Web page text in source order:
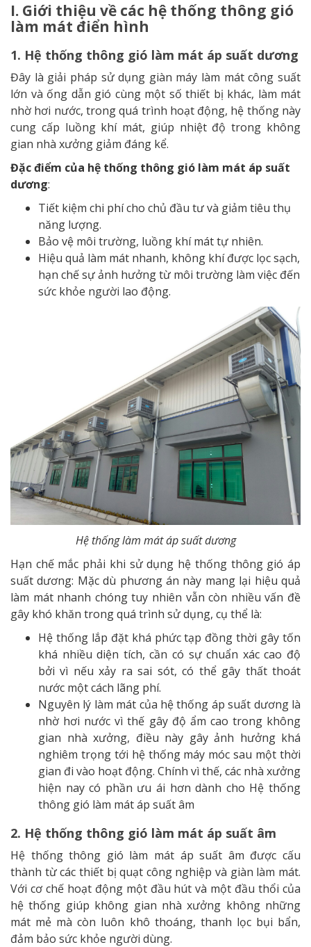
I. Giới thiệu về các hệ thống thông gió
làm mát điển hình
1. Hệ thống thông gió làm mát áp suất dương
Đây là giải pháp sử dụng giàn máy làm mát công suất
lớn và ống dẫn gió cùng một số thiết bị khác, làm mát
nhờ hơi nước, trong quá trình hoạt động, hệ thống này
cung cấp luồng khí mát, giúp nhiệt độ trong không
gian nhà xưởng giảm đáng kể.
Đặc điểm của hệ thống thông gió làm mát áp suất
dương:
Tiết kiệm chi phí cho chủ đầu tư và giảm tiêu thụ
năng lượng.
Bảo vệ môi trường, luồng khí mát tự nhiên.
Hiệu quả làm mát nhanh, không khí được lọc sạch,
hạn chế sự ảnh hưởng từ môi trường làm việc đến
sức khỏe người lao động.
Hệ thống làm mát áp suất dương
Hạn chế mắc phải khi sử dụng hệ thống thông gió áp
suất dương: Mặc dù phương án này mang lại hiệu quả
làm mát nhanh chóng tuy nhiên vẫn còn nhiều vấn đề
gây khó khăn trong quá trình sử dụng, cụ thể là:
Hệ thống lắp đặt khá phức tạp đồng thời gây tốn
khá nhiều diện tích, cần có sự chuẩn xác cao độ
bởi vì nếu xảy ra sai sót, có thể gây thất thoát
nước một cách lãng phí.
Nguyên lý làm mát của hệ thống áp suất dương là
nhờ hơi nước vì thế gây độ ẩm cao trong không
gian nhà xưởng, điều này gây ảnh hưởng khá
nghiêm trọng tới hệ thống máy móc sau một thời
gian đi vào hoạt động. Chính vì thế, các nhà xưởng
hiện nay có phần ưu ái hơn dành cho Hệ thống
thông gió làm mát áp suất âm
2. Hệ thống thông gió làm mát áp suất âm
Hệ thống thông gió làm mát áp suất âm được cấu
thành từ các thiết bị quạt công nghiệp và giàn làm mát.
Với cơ chế hoạt động một đầu hút và một đầu thổi của
hệ thống giúp không gian nhà xưởng không những
mát mẻ mà còn luôn khô thoáng, thanh lọc bụi bẩn,
đảm bảo sức khỏe người dùng.